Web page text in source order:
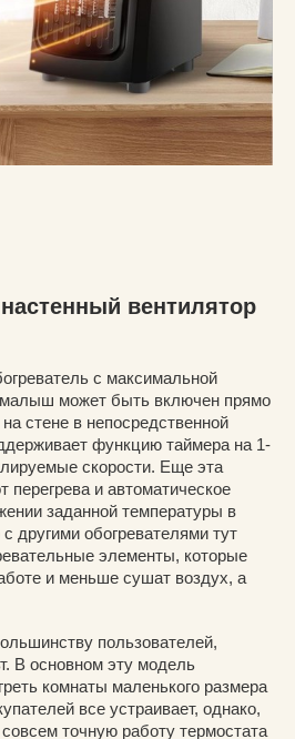
вентилятор
с максимальной
может быть включен прямо
на стене в непосредственной
функцию таймера на 1-
скорости. Еще эта
перегрева и автоматическое
заданной температуры в
другими обогревателями тут
элементы, которые
и меньше сушат воздух, а
пользователей,
В основном эту модель
комнаты маленького размера
все устраивает, однако,
точную работу термостата